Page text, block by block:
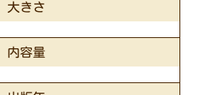
大きさ
内容量